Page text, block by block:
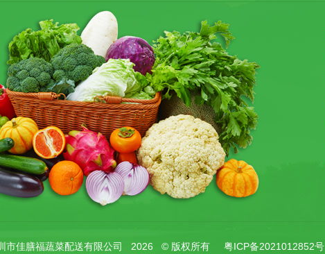
市佳膳福蔬菜配送有限公司 2026 © 版权所有 粤ICP备2021012852号